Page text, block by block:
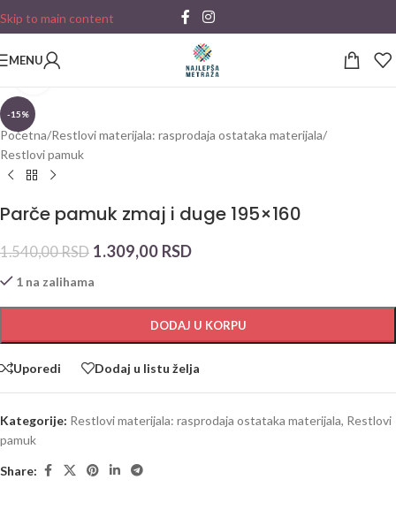
Skip to main content
MENU
-15%
Početna/Restlovi materijala: rasprodaja ostataka materijala/
Restlovi pamuk
Parče pamuk zmaj i duge 195×160
1.540,00RSD 1.309,00 RSD
1 na zalihama
DODAJ U KORPU
Uporedi Dodaj u listu želja
Kategorije: Restlovi materijala: rasprodaja ostataka materijala, Restlovi
pamuk
Share: